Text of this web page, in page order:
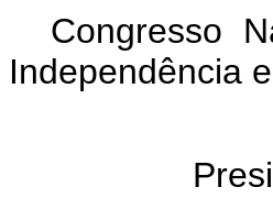
Congresso
Independência